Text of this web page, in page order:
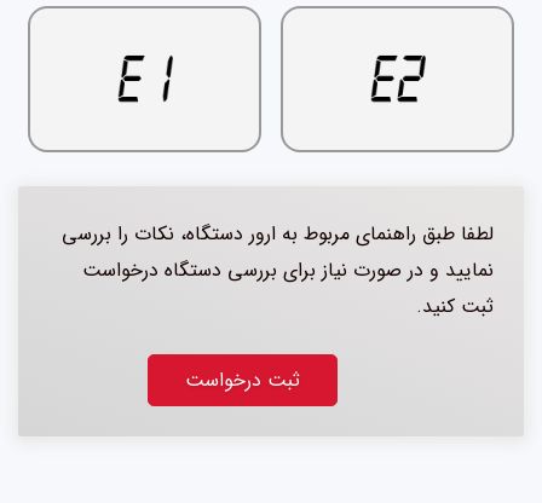
لطفا طبق راهنمای مربوط به ارور دستگاه، نکات را بررسی
نمایید و در صورت نیاز برای بررسی دستگاه درخواست
ثبت کنید.
ثبت درخواست